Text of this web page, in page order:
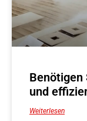
Benötigen
und
Weiterlesen